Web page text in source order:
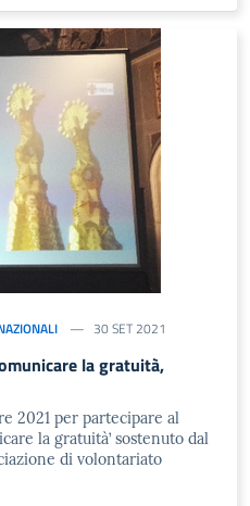
30 SET 2021
la gratuità,
2021 per partecipare al
la gratuità’ sostenuto dal
di volontariato